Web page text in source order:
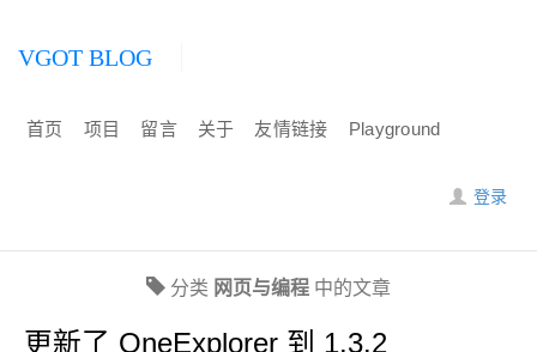
VGOT BLOG
首页 项目 留言 关于 友情链接 Playground
登录
分类 网页与编程 中的文章
更新了 OneExplorer 到 1.3.2